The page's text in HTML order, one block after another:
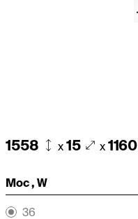
1558 x 15 x 1160
Moc , W
36